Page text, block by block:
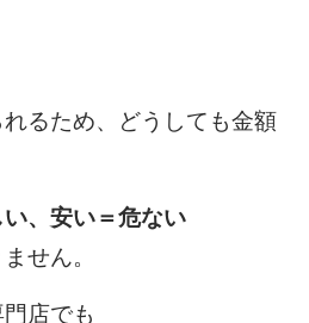
るため、どうしても金額
、安い＝危ない
せん。
店でも